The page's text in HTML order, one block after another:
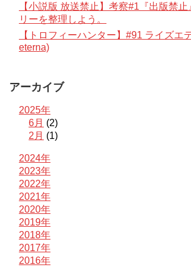
【小説版 放送禁止】考察#1『出版禁
リーを整理しよう。
【トロフィーハンター】#91 ライズエ
eterna)
アーカイブ
2025年
6月 (2)
2月 (1)
2024年
2023年
2022年
2021年
2020年
2019年
2018年
2017年
2016年